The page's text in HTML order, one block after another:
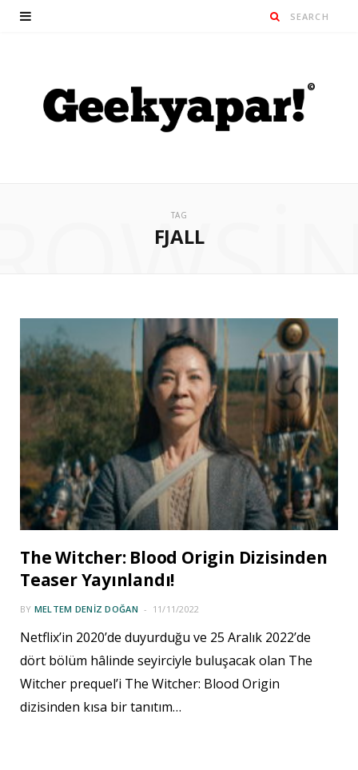
TAG
FJALL
The Witcher: Blood Origin Dizisinden
Teaser Yayınlandı!
BY MELTEM DENIZ DOĞAN 11/11/2022
Netflix’in 2020’de duyurduğu ve 25 Aralık 2022’de
dört bölüm hâlinde seyirciyle buluşacak olan The
Witcher prequel’i The Witcher: Blood Origin
dizisinden kısa bir tanıtım…